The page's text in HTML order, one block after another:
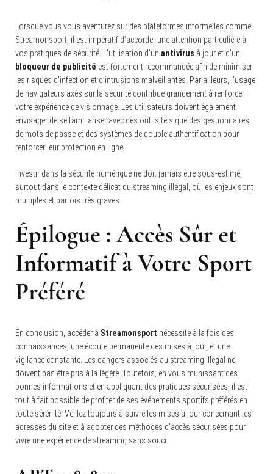
Lorsque vous vous aventurez sur des plateformes informelles comme
Streamonsport, il est impératif d’accorder une attention particulière à
vos pratiques de sécurité. L’utilisation d’un antivirus à jour et d’un
bloqueur de publicité est fortement recommandée afin de minimiser
les risques d’infection et d’intrusions malveillantes. Par ailleurs, l’usage
de navigateurs axés sur la sécurité contribue grandement à renforcer
votre expérience de visionnage. Les utilisateurs doivent également
envisager de se familiariser avec des outils tels que des gestionnaires
de mots de passe et des systèmes de double authentification pour
renforcer leur protection en ligne.
Investir dans la sécurité numérique ne doit jamais être sous-estimé,
surtout dans le contexte délicat du streaming illégal, où les enjeux sont
multiples et parfois très graves.
Épilogue : Accès Sûr et
Informatif à Votre Sport
Préféré
En conclusion, accéder à Streamonsport nécessite à la fois des
connaissances, une écoute permanente des mises à jour, et une
vigilance constante. Les dangers associés au streaming illégal ne
doivent pas être pris à la légère. Toutefois, en vous munissant des
bonnes informations et en appliquant des pratiques sécurisées, il est
tout à fait possible de profiter de ses événements sportifs préférés en
toute sérénité. Veillez toujours à suivre les mises à jour concernant les
adresses du site et à adopter des méthodes d’accès sécurisées pour
vivre une expérience de streaming sans souci.